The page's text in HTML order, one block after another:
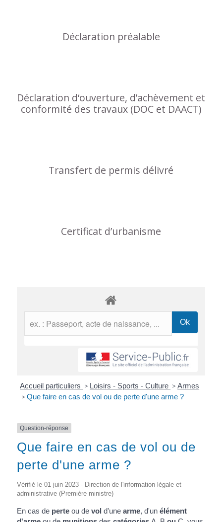
Déclaration préalable
Déclaration d‘ouverture, d’achèvement et
conformité des travaux (DOC et DAACT)
Transfert de permis délivré
Certificat d’urbanisme
Accueil particuliers > Loisirs - Sports - Culture > Armes
> Que faire en cas de vol ou de perte d'une arme ?
Question-réponse
Que faire en cas de vol ou de
perte d'une arme ?
Vérifié le 01 juin 2023 - Direction de l'information légale et
administrative (Première ministre)
En cas de perteou de vol d'une arme, d'un élément